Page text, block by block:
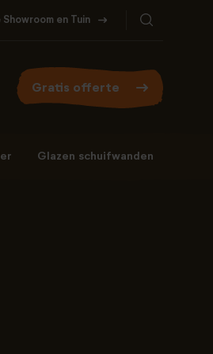
Showroom en Tuin
Gratis offerte
Glazen schuifwanden